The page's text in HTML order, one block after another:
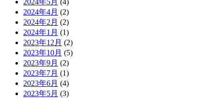
2024年5月 (4)
2024年4月 (2)
2024年2月 (2)
2024年1月 (1)
2023年12月 (2)
2023年10月 (5)
2023年9月 (2)
2023年7月 (1)
2023年6月 (4)
2023年5月 (3)